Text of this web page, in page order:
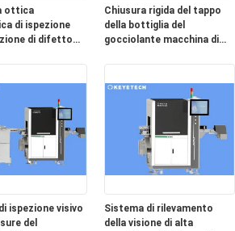
ottica
di ispezione
di difetto
Chiusura rigida del tappo
della bottiglia del
gocciolante macchina di
ispezione visivo
del
Sistema di rilevamento
della visione di alta